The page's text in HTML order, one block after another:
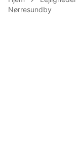
Nørresundby